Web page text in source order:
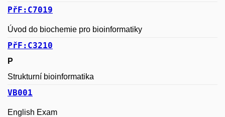
PřF:C7019
Úvod do biochemie pro bioinformatiky
PřF:C3210
P
Strukturní bioinformatika
VB001
English Exam